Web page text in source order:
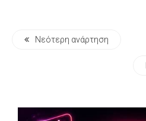
Νεότερη ανάρτηση